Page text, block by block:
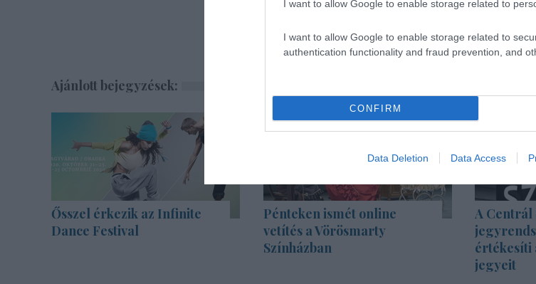
I want to allow Google to enable storage related to
I want to allow Google to enable storage related to
authentication functionality and fraud prevention, and
CONFIRM
Data Deletion Data Access
Ajánlott bejegyzések:
Ősszel érkezik az Infinite
Dance Festival
Pénteken ismét online
vetítés a Vörösmarty
Színházban
A Centrál
értékesíti
jegyeit